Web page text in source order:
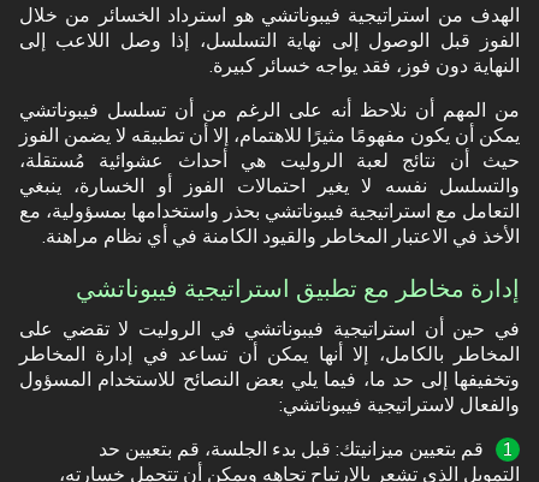
الهدف من استراتيجية فيبوناتشي هو استرداد الخسائر من خلال
الفوز قبل الوصول إلى نهاية التسلسل، إذا وصل اللاعب إلى
النهاية دون فوز، فقد يواجه خسائر كبيرة.
من المهم أن نلاحظ أنه على الرغم من أن تسلسل فيبوناتشي
يمكن أن يكون مفهومًا مثيرًا للاهتمام، إلا أن تطبيقه لا يضمن الفوز
حيث أن نتائج لعبة الروليت هي أحداث عشوائية مُستقلة،
والتسلسل نفسه لا يغير احتمالات الفوز أو الخسارة، ينبغي
التعامل مع استراتيجية فيبوناتشي بحذر واستخدامها بمسؤولية، مع
الأخذ في الاعتبار المخاطر والقيود الكامنة في أي نظام مراهنة.
إدارة مخاطر مع تطبيق استراتيجية فيبوناتشي
في حين أن استراتيجية فيبوناتشي في الروليت لا تقضي على
المخاطر بالكامل، إلا أنها يمكن أن تساعد في إدارة المخاطر
وتخفيفها إلى حد ما، فيما يلي بعض النصائح للاستخدام المسؤول
والفعال لاستراتيجية فيبوناتشي:
قم بتعيين ميزانيتك: قبل بدء الجلسة، قم بتعيين حد
التمويل الذي تشعر بالارتياح تجاهه ويمكن أن تتحمل خسارته،